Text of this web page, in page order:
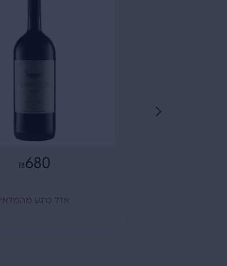
₪ 649
אזל כרגע מהמלאי